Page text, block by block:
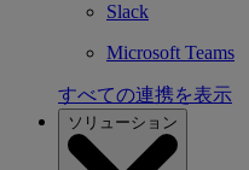
Slack
Microsoft Teams
すべての連携を表示
ソリューション